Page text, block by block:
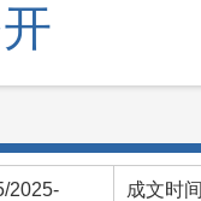
2025- 成文时